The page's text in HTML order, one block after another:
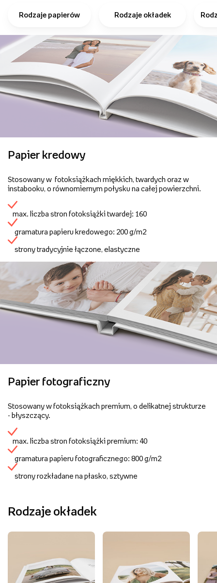
Rodzaje papierów Rodzaje okładek
Papier kredowy
Stosowany w fotoksiążkach miękkich, twardych oraz w
instabooku, o równomiernym połysku na całej powierzchni.
max. liczba stron fotoksiążki twardej: 160
gramatura papieru kredowego: 200 g/m2
strony tradycyjnie łączone, elastyczne
Papier fotograficzny
Stosowany w fotoksiążkach premium, o delikatnej strukturze
- błyszczący.
max. liczba stron fotoksiążki premium: 40
gramatura papieru fotograficznego: 800 g/m2
strony rozkładane na płasko, sztywne
Rodzaje okładek